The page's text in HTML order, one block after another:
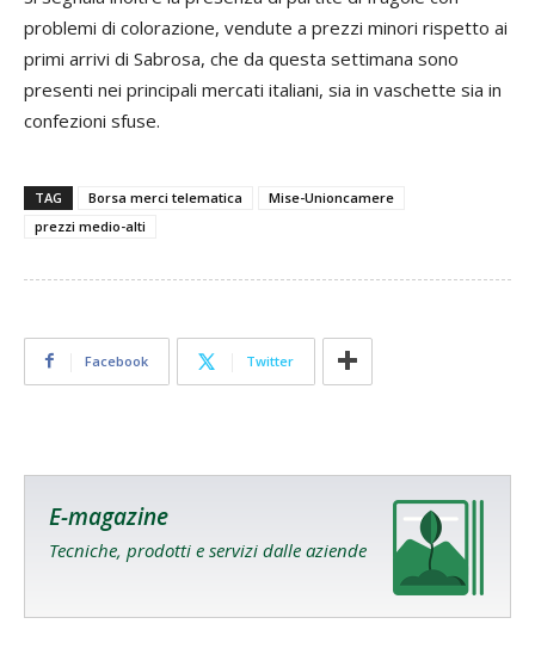
problemi di colorazione, vendute a prezzi minori rispetto ai
primi arrivi di Sabrosa, che da questa settimana sono
presenti nei principali mercati italiani, sia in vaschette sia in
confezioni sfuse.
TAG Borsa merci telematica
Mise-Unioncamere
prezzi medio-alti
Facebook Twitter
E-magazine
Tecniche, prodotti e servizi dalle aziende